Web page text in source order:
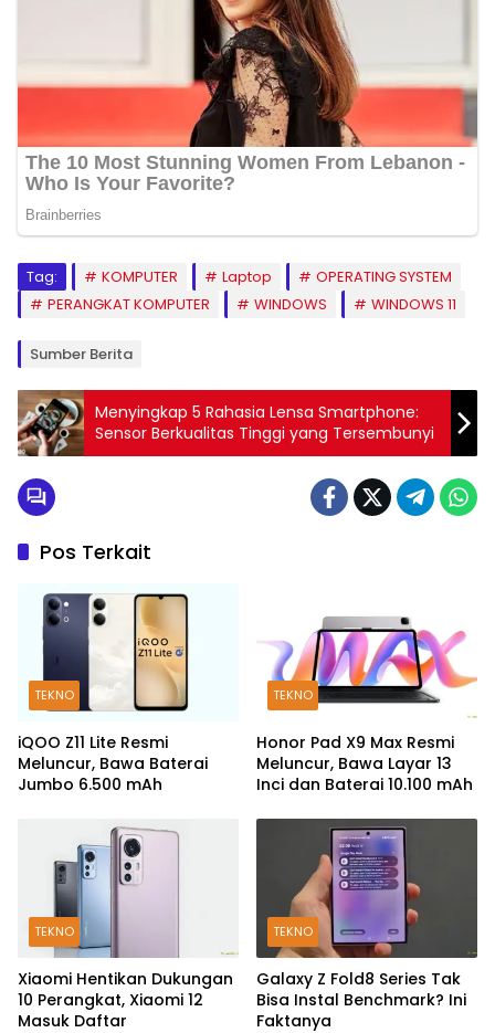
Tag: KOMPUTER Laptop
OPERATING SYSTEM
PERANGKAT KOMPUTER
WINDOWS WINDOWS 11
Sumber Berita
Menyingkap 5 Rahasia Lensa Smartphone:
Sensor Berkualitas Tinggi yang Tersembunyi
Pos Terkait
TEKNO
iQOO Z11 Lite Resmi
Meluncur, Bawa Baterai
Jumbo 6.500 mAh
TEKNO
Honor Pad X9 Max Resmi
Meluncur, Bawa Layar 13
Inci dan Baterai 10.100 mAh
TEKNO
Xiaomi Hentikan Dukungan
10 Perangkat, Xiaomi 12
Masuk Daftar
TEKNO
Galaxy Z Fold8 Series Tak
Bisa Instal Benchmark? Ini
Faktanya